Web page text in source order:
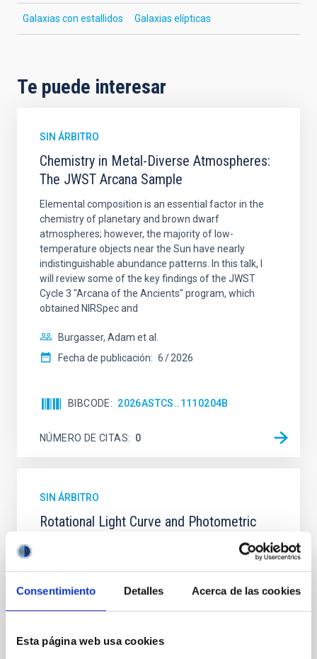
Consentimiento Detalles Acerca de las cookies
Esta página web usa cookies
Galaxias con estallidos Galaxias elípticas
Te puede interesar
SIN ÁRBITRO
Chemistry in Metal-Diverse Atmospheres:
The JWST Arcana Sample
Elemental composition is an essential factor in the
chemistry of planetary and brown dwarf
atmospheres; however, the majority of low-
temperature objects near the Sun have nearly
indistinguishable abundance patterns. In this talk, I
will review some of the key findings of the JWST
Cycle 3 "Arcana of the Ancients" program, which
obtained NIRSpec and
Burgasser, Adam et al.
Fecha de publicación: 6 2026
BIBCODE 2026ASTCS..1110204B
NÚMERO DE CITAS 0
SIN ÁRBITRO
Rotational Light Curve and Photometric
Baseline of (15094) Polymele in Support
model for the Jupiter Trojan (15094) Polymele, a
primary target of the NASA Lucy mission, obtained
Two-meter Twin Telescope (TTT). Phase-Dispersion